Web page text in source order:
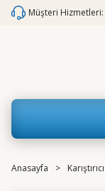
Müşteri Hizmetleri:
Anasayfa Karıştırıcı